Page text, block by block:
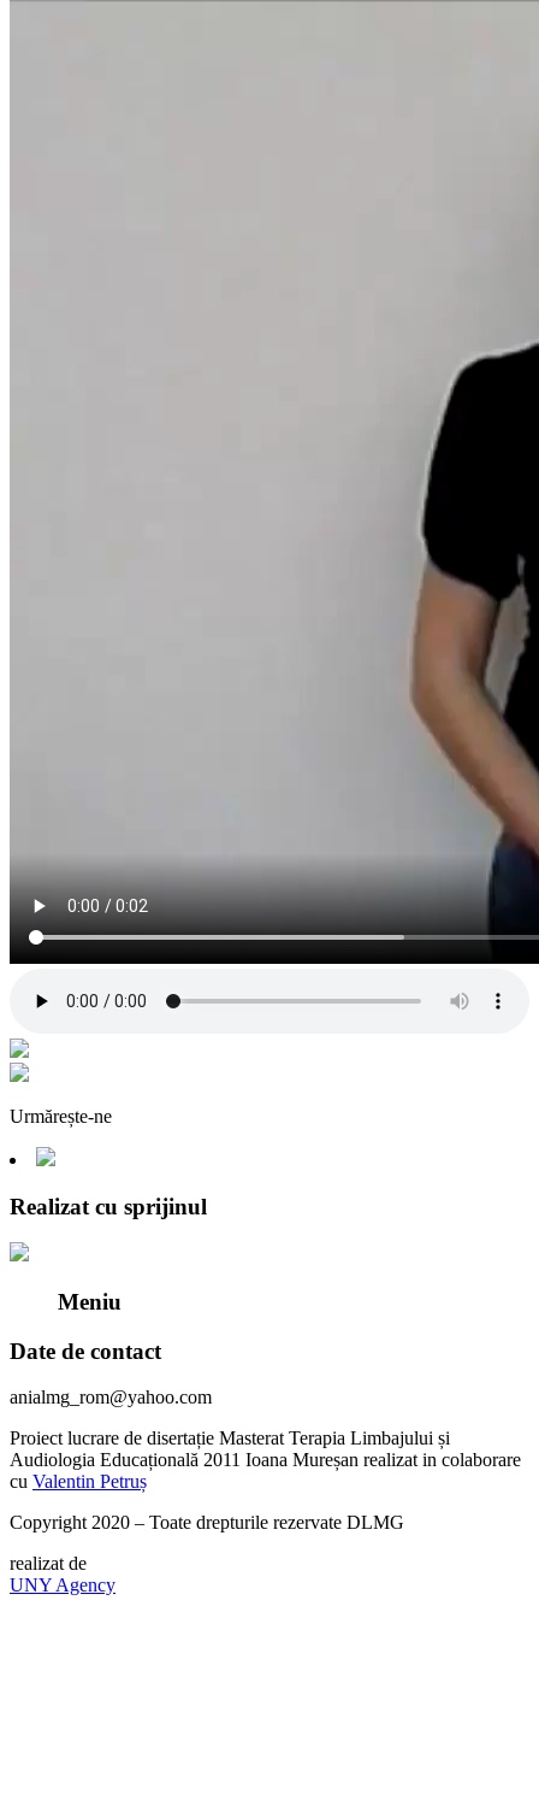
Urmărește-ne
Realizat cu sprijinul
Meniu
Date de contact
anialmg_rom@yahoo.com
Proiect lucrare de disertație Masterat Terapia Limbajului și
Audiologia Educațională 2011 Ioana Mureșan realizat in colaborare
cu Valentin Petruș
Copyright 2020 – Toate drepturile rezervate DLMG
realizat de
UNY Agency